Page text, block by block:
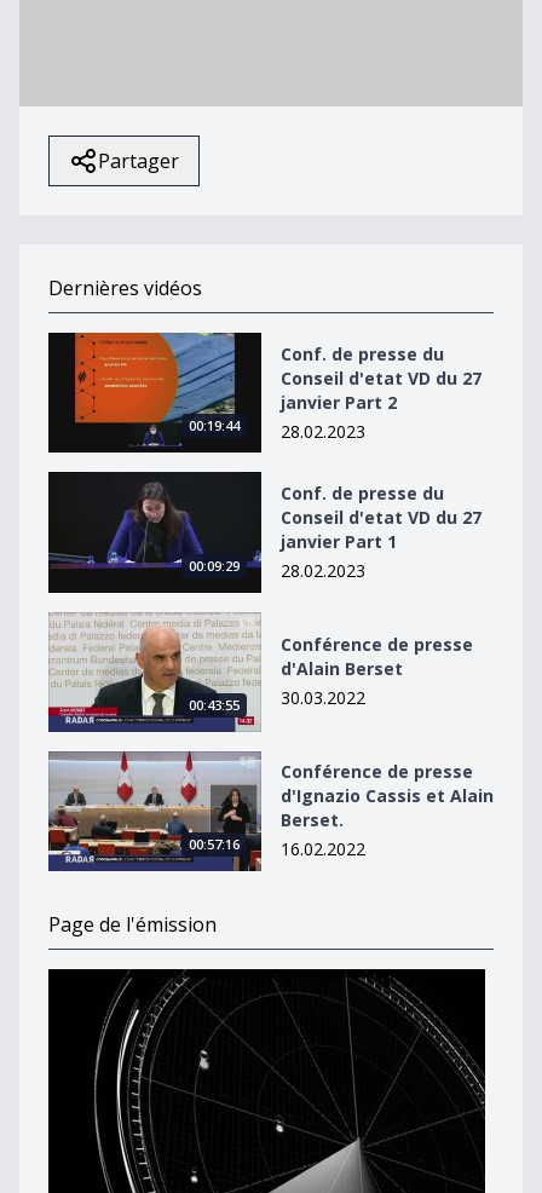
lue.
Partager
Dernières vidéos
Conf. de presse du Conseil d&#039;etat VD du 27
00:19:44
Conf. de presse du
Conseil d'etat VD du 27
janvier Part 2
28.02.2023
Conf. de presse du Conseil d&#039;etat VD du 27
00:09:29
Conf. de presse du
Conseil d'etat VD du 27
janvier Part 1
28.02.2023
Conférence de presse d&#039;Alain Berset
00:43:55
Conférence de presse
d'Alain Berset
30.03.2022
Conférence de presse d&#039;Ignazio Cassis et Alain
00:57:16
Conférence de presse
d'Ignazio Cassis et Alain
Berset.
16.02.2022
Page de l'émission